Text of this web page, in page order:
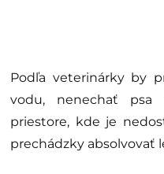
Podľa veterinárky by
vodu, nenechať
priestore, kde je
prechádzky absolvovať